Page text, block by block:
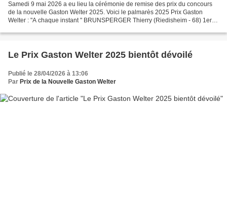
Samedi 9 mai 2026 a eu lieu la cérémonie de remise des prix du concours
de la nouvelle Gaston Welter 2025. Voici le palmarès 2025 Prix Gaston
Welter : "A chaque instant " BRUNSPERGER Thierry (Riedisheim - 68) 1er
Le Prix Gaston Welter 2025 bientôt dévoilé
Publié le 28/04/2026 à 13:06
Par Prix de la Nouvelle Gaston Welter